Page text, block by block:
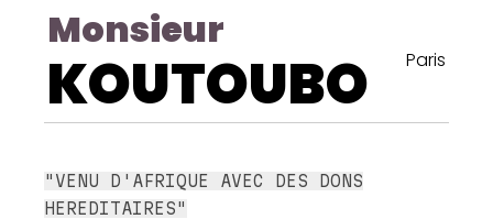
Monsieur
KOUTOUBO Paris
"VENU D'AFRIQUE AVEC DES DONS
HEREDITAIRES"